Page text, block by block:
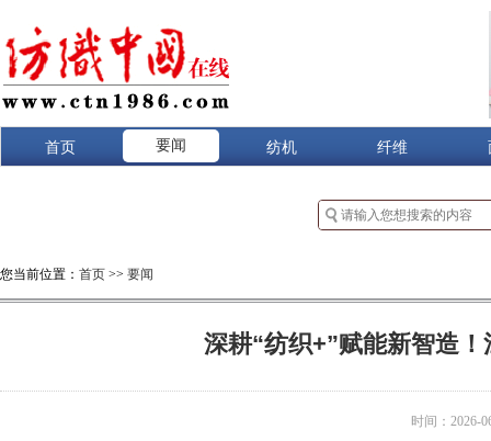
首页 要闻 纺机 纤维
您当前位置： 首页 >> 要闻
深耕“纺织+”赋能新智造
时间：2026-